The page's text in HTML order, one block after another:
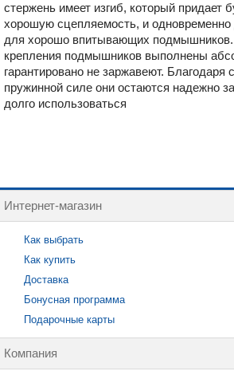
стержень имеет изгиб, который придает
хорошую сцепляемость, и одновременно
для хорошо впитывающих
крепления подмышников выполнены
гарантировано не заржавеют. Благодаря
пружинной силе они остаются надежно
долго использоваться
Интернет-магазин
Как выбрать
Как купить
Доставка
Бонусная программа
Подарочные карты
Компания